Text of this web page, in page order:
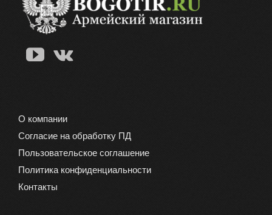
О компании
Согласие на обработку ПД
Пользовательское соглашение
Политика конфиденциальности
Контакты